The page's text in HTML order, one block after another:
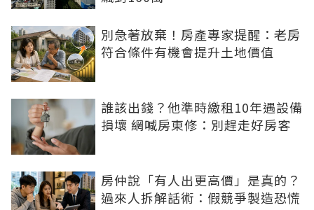
別急著放棄！房產專家提醒：老房
符合條件有機會提升土地價值
誰該出錢？他準時繳租10年遇設備
損壞 網喊房東修：別趕走好房客
房仲說「有人出更高價」是真的？
過來人拆解話術：假競爭製造恐慌